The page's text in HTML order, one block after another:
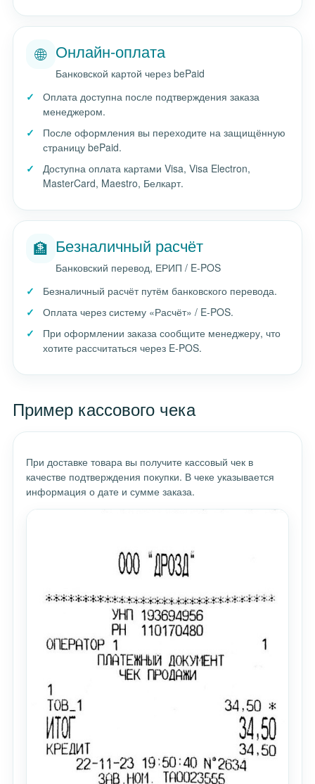
🌐 Онлайн-оплата
Банковской картой через bePaid
Оплата доступна после подтверждения заказа
менеджером.
После оформления вы переходите на защищённую
страницу bePaid.
Доступна оплата картами Visa, Visa Electron,
MasterCard, Maestro, Белкарт.
🏦 Безналичный расчёт
Банковский перевод, ЕРИП / E-POS
Безналичный расчёт путём банковского перевода.
Оплата через систему «Расчёт» / E-POS.
При оформлении заказа сообщите менеджеру, что
хотите рассчитаться через E-POS.
Пример кассового чека
При доставке товара вы получите кассовый чек в
качестве подтверждения покупки. В чеке указывается
информация о дате и сумме заказа.